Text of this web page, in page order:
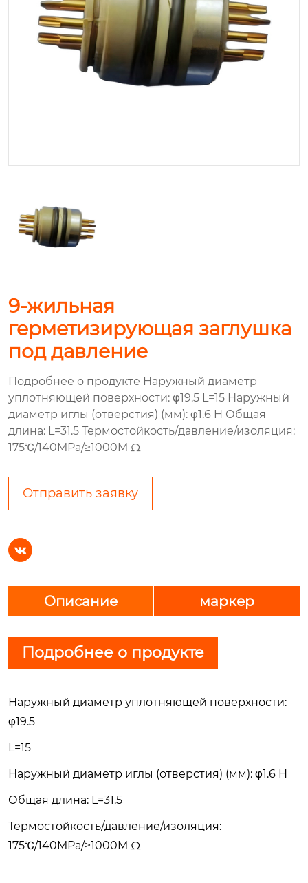
9-жильная
герметизирующая заглушка
под давление
Подробнее о продукте Наружный диаметр
уплотняющей поверхности: φ19.5 L=15 Наружный
диаметр иглы (отверстия) (мм): φ1.6 H Общая
длина: L=31.5 Термостойкость/давление/изоляция:
175℃/140MPa/≥1000M Ω
Отправить заявку

Описание маркер
Подробнее о продукте
Наружный диаметр уплотняющей поверхности:
φ19.5
L=15
Наружный диаметр иглы (отверстия) (мм): φ1.6 H
Общая длина: L=31.5
Термостойкость/давление/изоляция:
175℃/140MPa/≥1000M Ω